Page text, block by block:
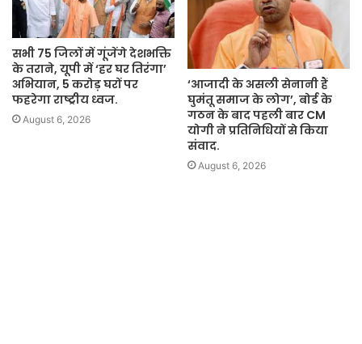
सभी 75 जिलों में गूंजेंगे देशभक्ति
के तराने, यूपी में ‘हर घर तिरंगा’
अभियान, 5 करोड़ घरों पर
फहरेगा राष्ट्रीय ध्वज.
August 6, 2026
‘आजादी के असली सेनानी हैं
घुमंतू समाज के लोग’, बोर्ड के
गठन के बाद पहली बार CM
योगी ने प्रतिनिधियों से किया
संवाद.
August 6, 2026